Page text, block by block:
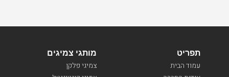
מותגי צמיגים
צמיגי פלקן
תפריט
עמוד הבית